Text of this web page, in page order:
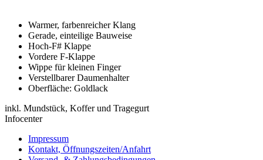
Warmer, farbenreicher Klang
Gerade, einteilige Bauweise
Hoch-F# Klappe
Vordere F-Klappe
Wippe für kleinen Finger
Verstellbarer Daumenhalter
Oberfläche: Goldlack
inkl. Mundstück, Koffer und Tragegurt
Infocenter
Impressum
Kontakt, Öffnungszeiten/Anfahrt